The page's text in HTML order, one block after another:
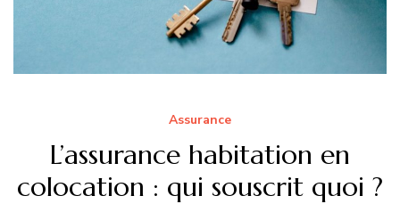
Assurance
L’assurance habitation en
colocation : qui souscrit quoi ?